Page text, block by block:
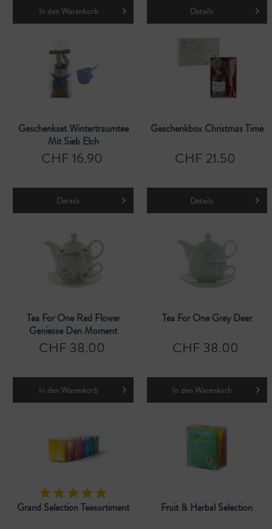
In den Warenkorb Details
Geschenkset Wintertraumtee
Mit Sieb Elch
CHF 16.90
Details
Geschenkbox Christmas Time
CHF 21.50
Details
Tea For One Red Flower
Geniesse Den Moment
CHF 38.00
In den Warenkorb
Tea For One Grey Deer
CHF 38.00
In den Warenkorb
Grand Selection Teesortiment Fruit & Herbal Selection